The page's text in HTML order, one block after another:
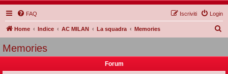
FAQ Login
Iscriviti
Home Indice AC MILAN La squadra Memories
Memories
Forum